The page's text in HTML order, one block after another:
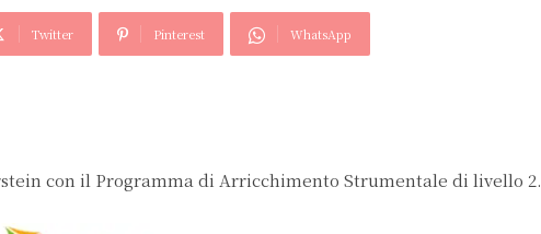
Twitter Pinterest WhatsApp
con il Programma di Arricchimento Strumentale di livello 2.